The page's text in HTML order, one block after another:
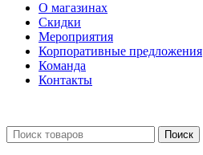
О магазинах
Скидки
Мероприятия
Корпоративные предложения
Команда
Контакты
Поиск